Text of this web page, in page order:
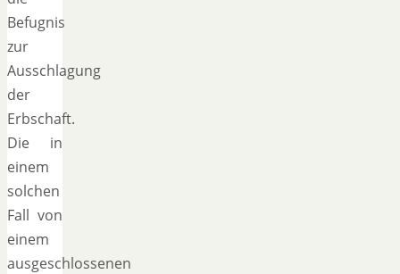
Befugnis
zur
Ausschlagung
der
Erbschaft.
Die in
einem
solchen
Fall von
einem
ausgeschlossenen